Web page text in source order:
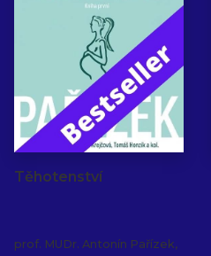
Těhotenství
prof. MUDr. Antonín Pařízek,